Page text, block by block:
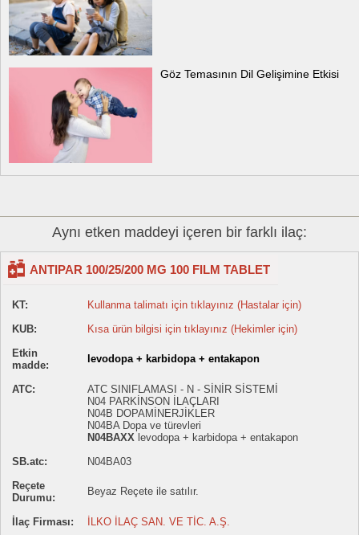
Göz Temasının Dil Gelişimine Etkisi
Aynı etken maddeyi içeren bir farklı ilaç:
ANTIPAR 100/25/200 MG 100 FILM TABLET
KT:
Kullanma talimatı için tıklayınız (Hastalar için)
KUB:
Kısa ürün bilgisi için tıklayınız (Hekimler için)
Etkin
madde:
levodopa + karbidopa + entakapon
ATC:
ATC SINIFLAMASI - N - SİNİR SİSTEMİ
N04 PARKİNSON İLAÇLARI
N04B DOPAMİNERJİKLER
N04BA Dopa ve türevleri
N04BAXX levodopa + karbidopa + entakapon
SB.atc:
N04BA03
Reçete
Durumu:
Beyaz Reçete ile satılır.
İlaç Firması: İLKO İLAÇ SAN. VE TİC. A.Ş.